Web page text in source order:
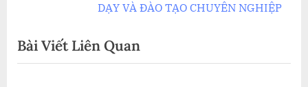
viết
o
u
t
P
DẠY VÀ ĐÀO TẠO CHUYÊN NGHIỆP
Bài Viết Liên Quan